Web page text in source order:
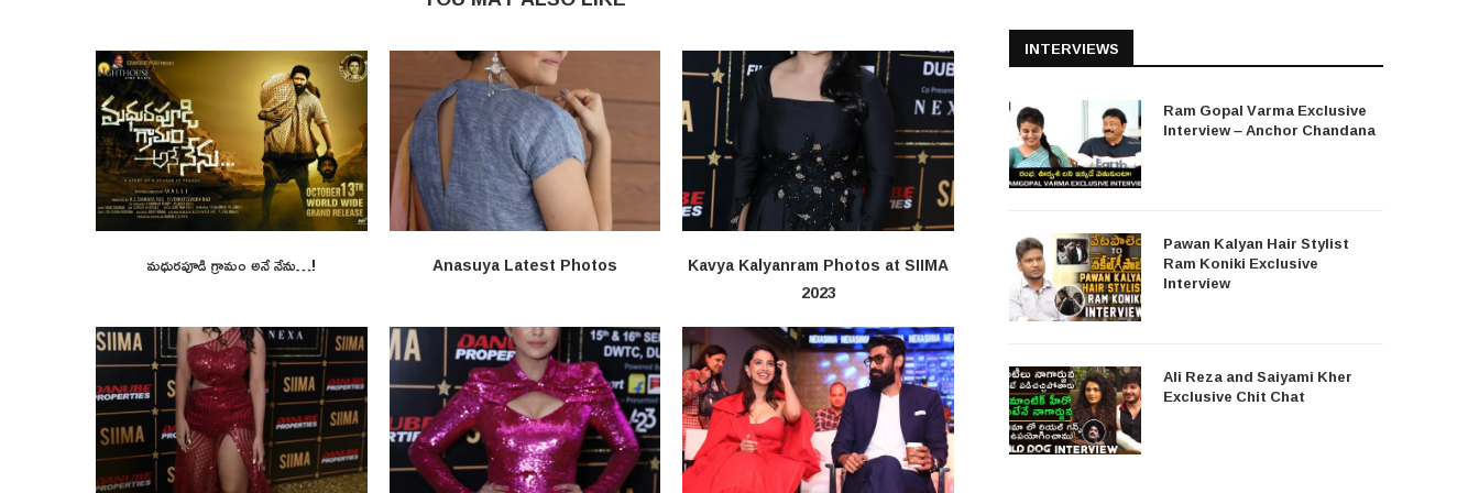
మధురపూడి గ్రామం అనే నేను…! Anasuya Latest Photos
Kavya Kalyanram Photos at SIIMA
2023
INTERVIEWS
Ram Gopal Varma Exclusive
Interview – Anchor Chandana
Pawan Kalyan Hair Stylist
Ram Koniki Exclusive
Interview
Ali Reza and Saiyami Kher
Exclusive Chit Chat